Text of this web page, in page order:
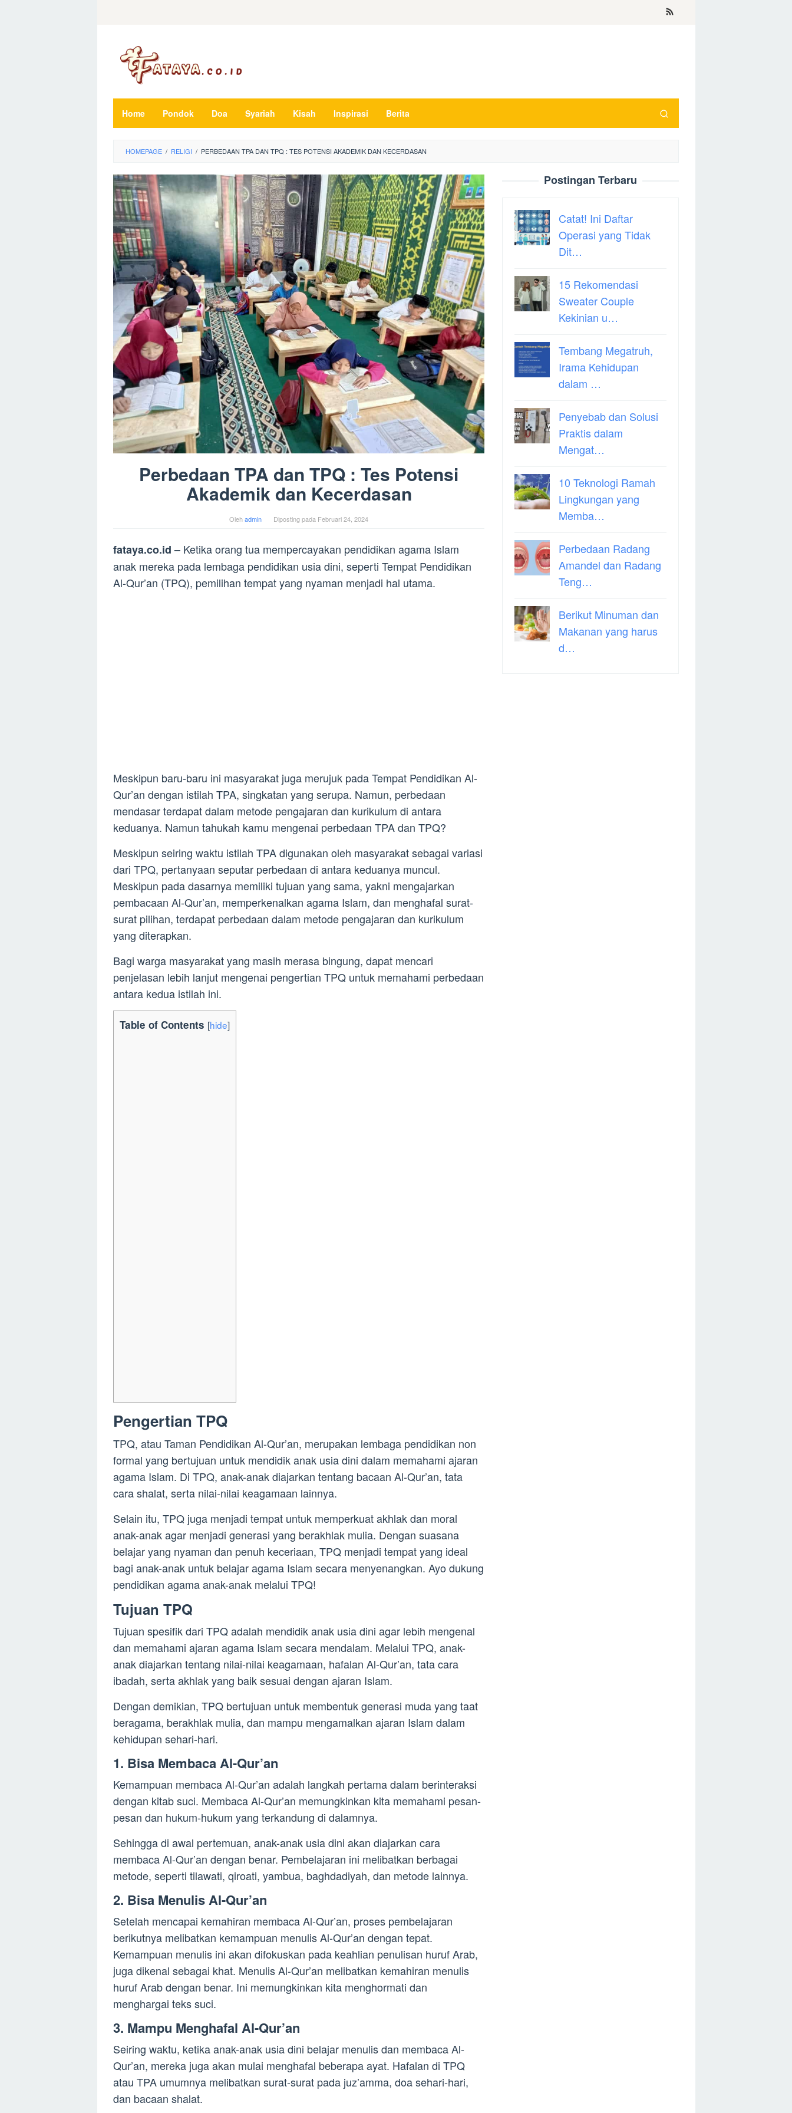
Home Pondok Doa Syariah Kisah Inspirasi Berita
HOMEPAGE / RELIGI / PERBEDAAN TPA DAN TPQ : TES POTENSI AKADEMIK DAN KECERDASAN
Perbedaan TPA dan TPQ : Tes Potensi
Akademik dan Kecerdasan
Olehadmin Diposting pada Februari 24, 2024
fataya.co.id – Ketika orang tua mempercayakan pendidikan agama Islam
anak mereka pada lembaga pendidikan usia dini, seperti Tempat Pendidikan
Al-Qur’an (TPQ), pemilihan tempat yang nyaman menjadi hal utama.
Meskipun baru-baru ini masyarakat juga merujuk pada Tempat Pendidikan Al-
Qur’an dengan istilah TPA, singkatan yang serupa. Namun, perbedaan
mendasar terdapat dalam metode pengajaran dan kurikulum di antara
keduanya. Namun tahukah kamu mengenai perbedaan TPA dan TPQ?
Meskipun seiring waktu istilah TPA digunakan oleh masyarakat sebagai variasi
dari TPQ, pertanyaan seputar perbedaan di antara keduanya muncul.
Meskipun pada dasarnya memiliki tujuan yang sama, yakni mengajarkan
pembacaan Al-Qur’an, memperkenalkan agama Islam, dan menghafal surat-
surat pilihan, terdapat perbedaan dalam metode pengajaran dan kurikulum
yang diterapkan.
Bagi warga masyarakat yang masih merasa bingung, dapat mencari
penjelasan lebih lanjut mengenai pengertian TPQ untuk memahami perbedaan
antara kedua istilah ini.
Table of Contents [hide]
Pengertian TPQ
TPQ, atau Taman Pendidikan Al-Qur’an, merupakan lembaga pendidikan non
formal yang bertujuan untuk mendidik anak usia dini dalam memahami ajaran
agama Islam. Di TPQ, anak-anak diajarkan tentang bacaan Al-Qur’an, tata
cara shalat, serta nilai-nilai keagamaan lainnya.
Selain itu, TPQ juga menjadi tempat untuk memperkuat akhlak dan moral
anak-anak agar menjadi generasi yang berakhlak mulia. Dengan suasana
belajar yang nyaman dan penuh keceriaan, TPQ menjadi tempat yang ideal
bagi anak-anak untuk belajar agama Islam secara menyenangkan. Ayo dukung
pendidikan agama anak-anak melalui TPQ!
Tujuan TPQ
Tujuan spesifik dari TPQ adalah mendidik anak usia dini agar lebih mengenal
dan memahami ajaran agama Islam secara mendalam. Melalui TPQ, anak-
anak diajarkan tentang nilai-nilai keagamaan, hafalan Al-Qur’an, tata cara
ibadah, serta akhlak yang baik sesuai dengan ajaran Islam.
Dengan demikian, TPQ bertujuan untuk membentuk generasi muda yang taat
beragama, berakhlak mulia, dan mampu mengamalkan ajaran Islam dalam
kehidupan sehari-hari.
1. Bisa Membaca Al-Qur’an
Kemampuan membaca Al-Qur’an adalah langkah pertama dalam berinteraksi
dengan kitab suci. Membaca Al-Qur’an memungkinkan kita memahami pesan-
pesan dan hukum-hukum yang terkandung di dalamnya.
Sehingga di awal pertemuan, anak-anak usia dini akan diajarkan cara
membaca Al-Qur’an dengan benar. Pembelajaran ini melibatkan berbagai
metode, seperti tilawati, qiroati, yambua, baghdadiyah, dan metode lainnya.
2. Bisa Menulis Al-Qur’an
Setelah mencapai kemahiran membaca Al-Qur’an, proses pembelajaran
berikutnya melibatkan kemampuan menulis Al-Qur’an dengan tepat.
Kemampuan menulis ini akan difokuskan pada keahlian penulisan huruf Arab,
juga dikenal sebagai khat. Menulis Al-Qur’an melibatkan kemahiran menulis
huruf Arab dengan benar. Ini memungkinkan kita menghormati dan
menghargai teks suci.
3. Mampu Menghafal Al-Qur’an
Seiring waktu, ketika anak-anak usia dini belajar menulis dan membaca Al-
Qur’an, mereka juga akan mulai menghafal beberapa ayat. Hafalan di TPQ
atau TPA umumnya melibatkan surat-surat pada juz’amma, doa sehari-hari,
dan bacaan shalat.
Postingan Terbaru
Catat! Ini Daftar
Operasi yang Tidak
Dit…
15 Rekomendasi
Sweater Couple
Kekinian u…
Tembang Megatruh,
Irama Kehidupan
dalam …
Penyebab dan Solusi
Praktis dalam
Mengat…
10 Teknologi Ramah
Lingkungan yang
Memba…
Perbedaan Radang
Amandel dan Radang
Teng…
Berikut Minuman dan
Makanan yang harus
d…